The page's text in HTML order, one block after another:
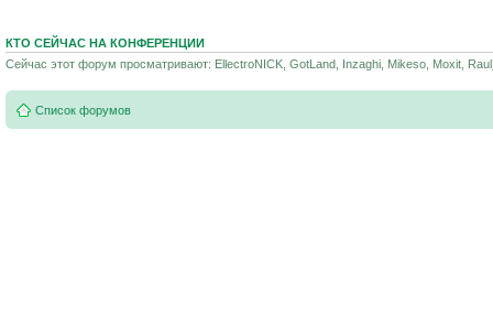
КТО СЕЙЧАС НА КОНФЕРЕНЦИИ
Сейчас этот форум просматривают: EllectroNICK, GotLand, Inzaghi, Mikeso, Moxit,
Список форумов